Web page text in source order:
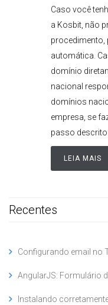
Caso você
a Kosbit, não
procedimento,
automática.
domínio
nacional
domínios
empresa, se
passo descrito
LEIA MAIS
Recentes
Configurando email no
AngularJS: Formulário
Instalando